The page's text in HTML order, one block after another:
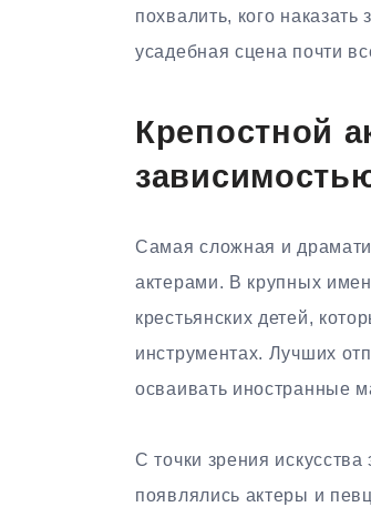
похвалить, кого наказать
усадебная сцена почти
Крепостной
Самая сложная и
актерами. В крупных
крестьянских детей,
инструментах. Лучших
осваивать иностранные
С точки зрения
появлялись актеры и